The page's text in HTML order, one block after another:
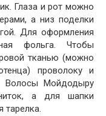
Глаза и рот можно
а низ поделки
Для оформления
фольга. Чтобы
тканью (можно
проволоку и
Волосы Мойдодыру
а для шапки
тарелка.